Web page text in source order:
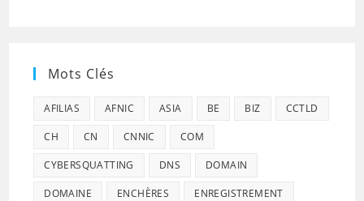
Mots Clés
AFILIAS AFNIC ASIA BE BIZ CCTLD
CH CN CNNIC COM
CYBERSQUATTING DNS DOMAIN
DOMAINE ENCHÈRES ENREGISTREMENT